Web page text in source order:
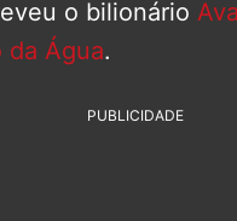
o bilionário
da Água.
PUBLICIDADE